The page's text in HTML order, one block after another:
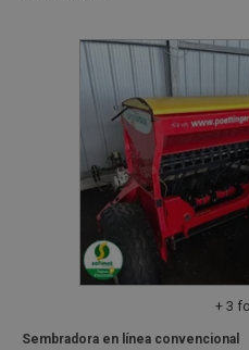
+ 3
Sembradora en línea convencional